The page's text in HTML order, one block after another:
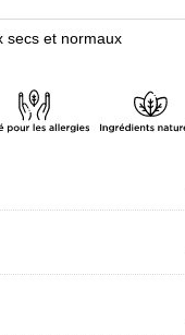
secs et normaux